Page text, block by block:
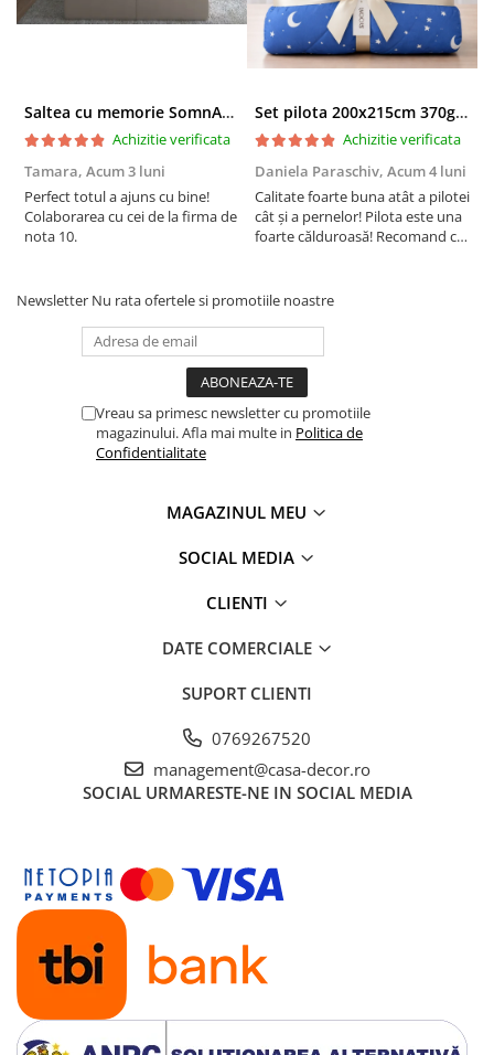
Saltea cu memorie SomnART XXL Memory Plus 160x190, înălțime 25cm, pentru persoane supraponderale, husă Aloe Vera detașabilă, rulată, fermitate mare
Achizitie verificata
Tamara, Acum 3 luni
Perfect totul a ajuns cu bine!
Colaborarea cu cei de la firma de
nota 10.
Set pilota 200x215cm 370g cu 2 perne 50x70,albastru- PLT36
Achizitie verificata
Daniela Paraschiv, Acum 4 luni
Calitate foarte buna atât a pilotei
cât și a pernelor! Pilota este una
foarte călduroasă! Recomand cu
Newsletter Nu rata ofertele si promotiile noastre
Vreau sa primesc newsletter cu promotiile
magazinului. Afla mai multe in Politica de
Confidentialitate
MAGAZINUL MEU
SOCIAL MEDIA
CLIENTI
DATE COMERCIALE
SUPORT CLIENTI
0769267520
management@casa-decor.ro
SOCIAL URMARESTE-NE IN SOCIAL MEDIA